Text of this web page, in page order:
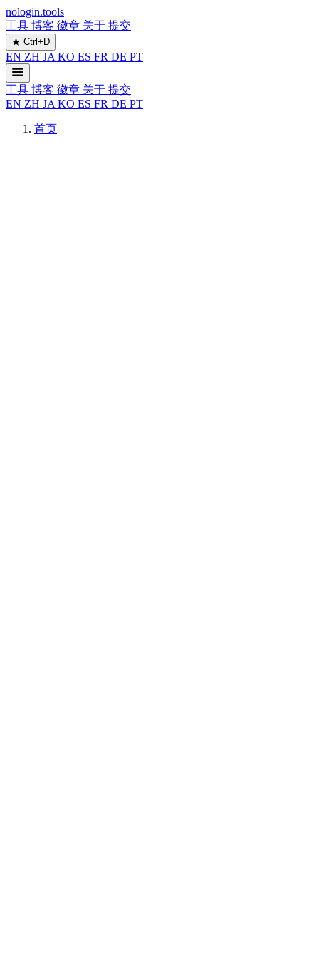
nologin.tools
工具 博客 徽章 关于 提交
★ Ctrl+D
EN ZH JA KO ES FR DE PT
工具 博客 徽章 关于 提交
EN ZH JA KO ES FR DE PT
首页